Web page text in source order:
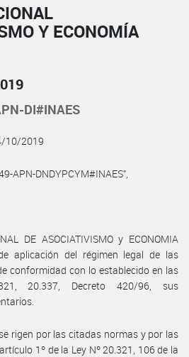
Y ECONOMÍA
DI#INAES
10/2019
APN-DNDYPCYM#INAES”,
DE ASOCIATIVISMO y ECONOMIA
aplicación del régimen legal de las
conformidad con lo establecido en las
20.337, Decreto 420/96, sus
rigen por las citadas normas y por las
1º de la Ley Nº 20.321, 106 de la